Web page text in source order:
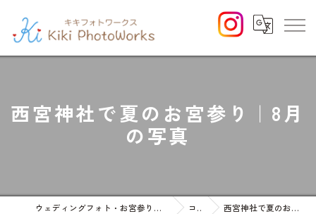
西宮神社で夏のお宮参り｜8月
の写真
ウェディングフォト・お宮参りや七五三等のファミリーフォト コラム 西宮神社で夏のお宮参り｜8月の写真